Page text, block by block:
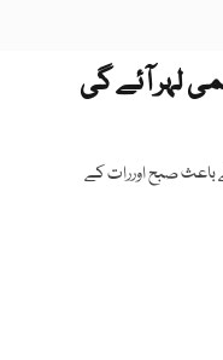
لہر آئے گی
باعث صبح اوررات کے